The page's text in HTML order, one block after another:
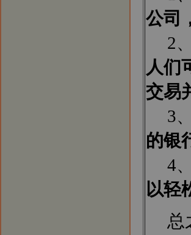
公司
2、
人们
交易
3、
的银
4、
以轻
总